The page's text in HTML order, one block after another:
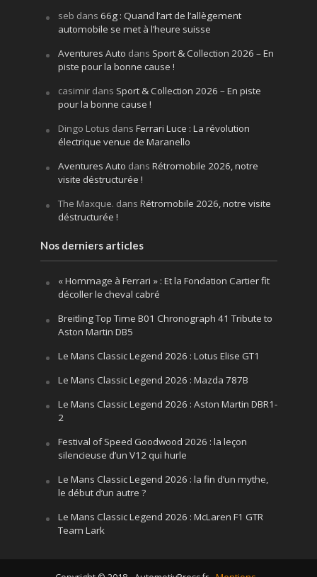
seb dans 66g : Quand l’art de l’allègement
automobile se met à l’heure suisse
Aventures Auto dans Sport & Collection 2026 – En
piste pour la bonne cause !
casimirdans Sport & Collection 2026 – En piste
pour la bonne cause !
Dingo Lotus dans Ferrari Luce : La révolution
électrique venue de Maranello
Aventures Auto dans Rétromobile 2026, notre
visite déstructurée !
The Maxque. dans Rétromobile 2026, notre visite
déstructurée !
Nos derniers articles
« Hommage à Ferrari » : Et la Fondation Cartier fit
décoller le cheval cabré
Breitling Top Time B01 Chronograph 41 Tribute to
Aston Martin DB5
Le Mans Classic Legend 2026 : Lotus Elise GT1
Le Mans Classic Legend 2026 : Mazda 787B
Le Mans Classic Legend 2026 : Aston Martin DBR1-
2
Festival of Speed Goodwood 2026 : la leçon
silencieuse d’un V12 qui hurle
Le Mans Classic Legend 2026 : la fin d’un mythe,
le début d’un autre ?
Le Mans Classic Legend 2026 : McLaren F1 GTR
Team Lark